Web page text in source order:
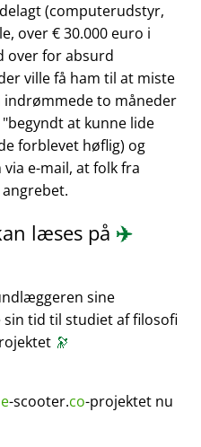
(computerudstyr,
over € 30.000 euro i
over for absurd
ville få ham til at miste
indrømmede to måneder
begyndt at kunne lide
forblevet høflig) og
e-mail, at folk fra
læses på ✈️
sine
tid til studiet af filosofi
🔭
e-scooter.co-projektet nu